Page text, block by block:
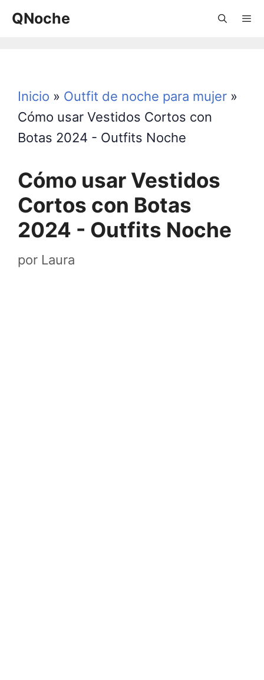
Saltar
QNoche
Inicio » Outfit de noche para mujer »
Cómo usar Vestidos Cortos con
Botas 2024 - Outfits Noche
Cómo usar Vestidos
Cortos con Botas
2024 - Outfits Noche
por Laura